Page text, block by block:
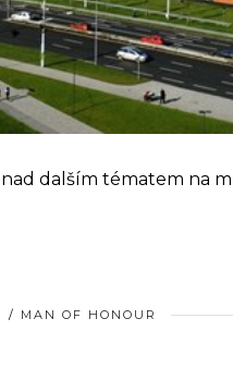
dalším tématem na
/ MAN OF HONOUR